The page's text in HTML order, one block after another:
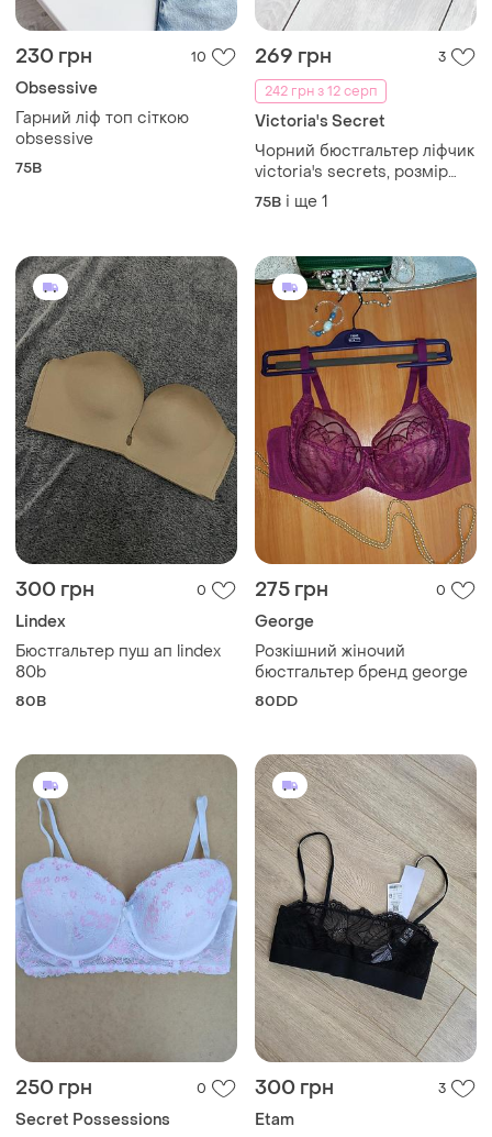
230 грн 10
Obsessive
Гарний ліф топ сіткою
obsessive
75B
269 грн
3
242 грн з 12 серп
Victoria's Secret
Чорний бюстгальтер ліфчик
victoria's secrets, розмір
75-80в
75B і ще 1
300 грн 0
Lindex
Бюстгальтер пуш ап lindex
80b
80B
275 грн 0
George
Розкішний жіночий
бюстгальтер бренд george
80DD
250 грн 0
Secret Possessions
300 грн 3
Etam